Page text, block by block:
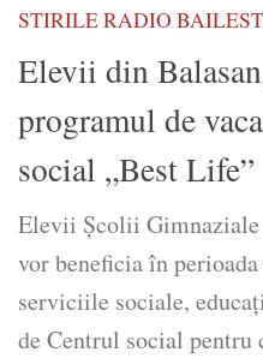
STIRILE RADIO
Elevii din
programul de
social „Best Life”
Elevii Școlii Gimnaziale
vor beneficia în
serviciile sociale,
de Centrul social